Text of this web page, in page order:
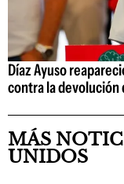
Díaz Ayuso
contra la devolución
MÁS
UNIDOS